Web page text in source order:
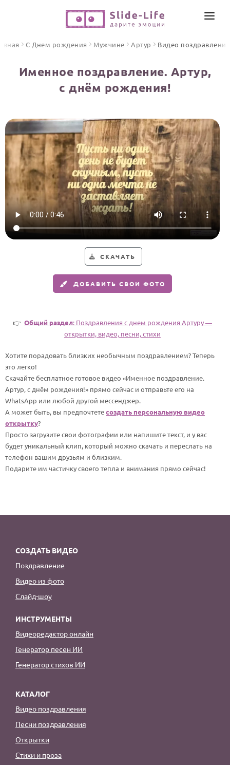
ПО ФОРМАТУ
Песни поздравления
Открытки
Стихи и тексты
ПРАЗДНИКИ
С Днем рождения
Юбилей
Свадьба
Календарь праздников
Мужчине
Папе
Детям
Все родственники
ПЕРСОНАЛЬНЫЕ
Пожелания
По именам
ЦЕНЫ
ОТЗЫВЫ
С Днем рождения Мужчине Артур Видео поздравления
Именное поздравление. Артур,
с днём рождения!
СКАЧАТЬ
ДОБАВИТЬ СВОИ ФОТО
👉 Общий раздел: Поздравления с днем рождения Артуру —
открытки, видео, песни, стихи
Хотите порадовать близких необычным поздравлением? Теперь
это легко!
Скачайте бесплатное готовое видео «Именное поздравление.
Артур, с днём рождения!» прямо сейчас и отправьте его на
WhatsApp или любой другой мессенджер.
А может быть, вы предпочтетесоздать персональную видео
открытку?
Просто загрузите свои фотографии или напишите текст, и у вас
будет уникальный клип, который можно скачать и переслать на
телефон вашим друзьям и близким.
Подарите им частичку своего тепла и внимания прямо сейчас!
СОЗДАТЬ ВИДЕО
Поздравление
Видео из фото
Слайд-шоу
ИНСТРУМЕНТЫ
Видеоредактор онлайн
Генератор песен ИИ
Генератор стихов ИИ
КАТАЛОГ
Видео поздравления
Песни поздравления
Открытки
Стихи и проза